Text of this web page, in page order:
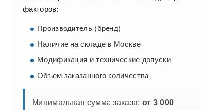
факторов:
Производитель (бренд)
Наличие на складе в Москве
Модификация и технические допуски
Объем заказанного количества
Минимальная сумма заказа: от 3 000